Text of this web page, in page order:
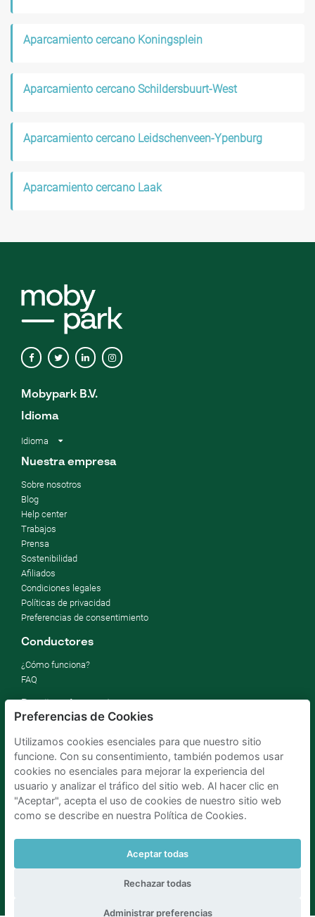
Aparcamiento cercano Koningsplein
Aparcamiento cercano Schildersbuurt-West
Aparcamiento cercano Leidschenveen-Ypenburg
Aparcamiento cercano Laak
Preferencias de Cookies
Utilizamos cookies esenciales para que nuestro sitio
funcione. Con su consentimiento, también podemos usar
cookies no esenciales para mejorar la experiencia del
usuario y analizar el tráfico del sitio web. Al hacer clic en
"Aceptar", acepta el uso de cookies de nuestro sitio web
como se describe en nuestra Política de Cookies.
Aceptar todas
Rechazar todas
Administrar preferencias
Mobypark B.V.
Idioma
Idioma
Nuestra empresa
Sobre nosotros
Blog
Help center
Trabajos
Prensa
Sostenibilidad
Afiliados
Condiciones legales
Políticas de privacidad
Preferencias de consentimiento
Conductores
¿Cómo funciona?
FAQ
Por negocios
Mejore sus ODS
Blog de empresa